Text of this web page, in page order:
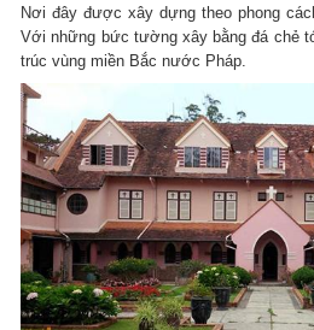
Nơi đây được xây dựng theo phong
Với những bức tường xây bằng đá chẻ
trúc vùng miền Bắc nước Pháp.